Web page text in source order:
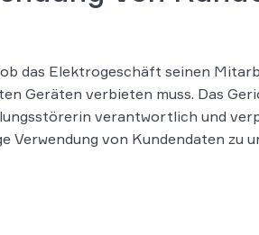
das Elektrogeschäft seinen
Geräten verbieten muss. Das
verantwortlich und
Verwendung von Kundendaten zu